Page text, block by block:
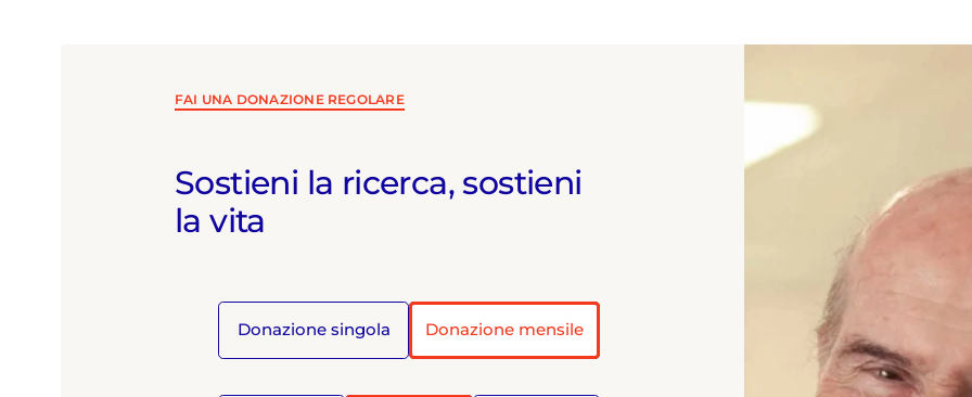
FAI UNA DONAZIONE REGOLARE
Sostieni la ricerca, sostieni
la vita
Donazione singola Donazione mensile